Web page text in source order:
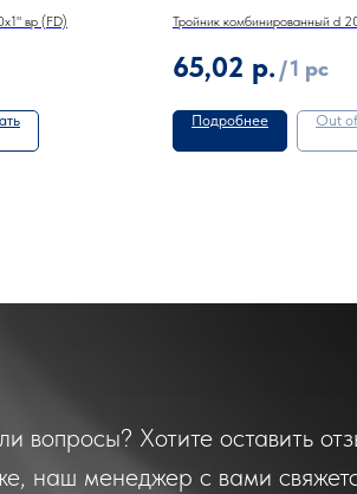
вр (FD) Тройник комбинированный d
65,02 р. /1 pc
Подробнее Out
вопросы? Хотите оставить
наш менеджер с вами